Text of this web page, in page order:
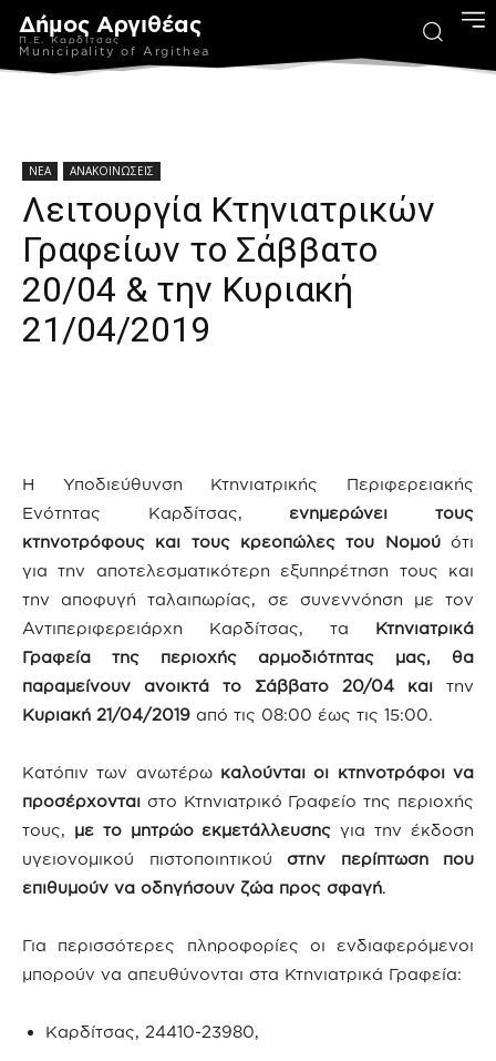
Δήμος Αργιθέας
Π.Ε. Καρδίτσας
Municipality of Argithea
ΝΕΑ ΑΝΑΚΟΙΝΩΣΕΙΣ
Λειτουργία Κτηνιατρικών
Γραφείων το Σάββατο
20/04 & την Κυριακή
21/04/2019
Η Υποδιεύθυνση Κτηνιατρικής Περιφερειακής
Ενότητας Καρδίτσας,ενημερώνει τους
κτηνοτρόφους και τους κρεοπώλες του Νομούότι
για την αποτελεσματικότερη εξυπηρέτηση τους και
την αποφυγή ταλαιπωρίας, σε συνεννόηση με τον
Αντιπεριφερειάρχη Καρδίτσας, τα Κτηνιατρικά
Γραφεία της περιοχής αρμοδιότητας μας, θα
παραμείνουν ανοικτά το Σάββατο 20/04 και την
Κυριακή 21/04/2019 από τις 08:00 έως τις 15:00.
Κατόπιν των ανωτέρω καλούνται οι κτηνοτρόφοι να
προσέρχονται στο Κτηνιατρικό Γραφείο της περιοχής
τους, με το μητρώο εκμετάλλευσης για την έκδοση
υγειονομικού πιστοποιητικού στην περίπτωση που
επιθυμούν να οδηγήσουν ζώα προς σφαγή.
Για περισσότερες πληροφορίες οι ενδιαφερόμενοι
μπορούν να απευθύνονται στα Κτηνιατρικά Γραφεία:
Καρδίτσας, 24410-23980,